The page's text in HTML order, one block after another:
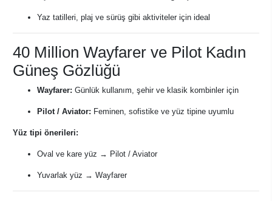
Yaz tatilleri, plaj ve sürüş gibi aktiviteler için ideal
40 Million Wayfarer ve Pilot Kadın
Güneş Gözlüğü
Wayfarer: Günlük kullanım, şehir ve klasik kombinler için
Pilot / Aviator: Feminen, sofistike ve yüz tipine uyumlu
Yüz tipi önerileri:
Oval ve kare yüz → Pilot / Aviator
Yuvarlak yüz → Wayfarer